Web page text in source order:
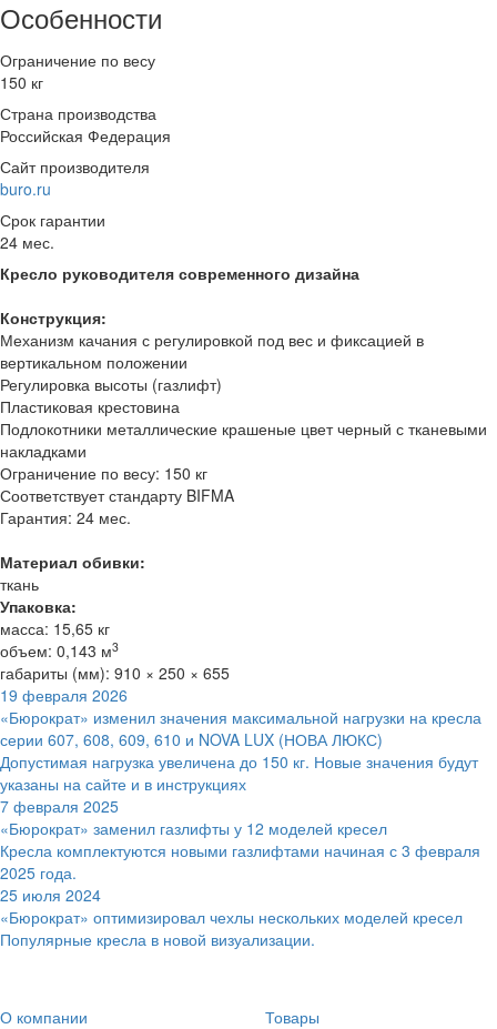
Особенности
Ограничение по весу
150 кг
Страна производства
Российская Федерация
Сайт производителя
buro.ru
Срок гарантии
24 мес.
Кресло руководителя современного дизайна
Конструкция:
Механизм качания с регулировкой под вес и фиксацией в
вертикальном положении
Регулировка высоты (газлифт)
Пластиковая крестовина
Подлокотники металлические крашеные цвет черный с тканевыми
накладками
Ограничение по весу: 150 кг
Соответствует стандарту BIFMA
Гарантия: 24 мес.
Материал обивки:
ткань
Упаковка:
масса: 15,65 кг
объем: 0,143 м3
габариты (мм): 910 × 250 × 655
19 февраля 2026
«Бюрократ» изменил значения максимальной нагрузки на кресла
серии 607, 608, 609, 610 и NOVA LUX (НОВА ЛЮКС)
Допустимая нагрузка увеличена до 150 кг. Новые значения будут
указаны на сайте и в инструкциях
7 февраля 2025
«Бюрократ» заменил газлифты у 12 моделей кресел
Кресла комплектуются новыми газлифтами начиная с 3 февраля
2025 года.
25 июля 2024
«Бюрократ» оптимизировал чехлы нескольких моделей кресел
Популярные кресла в новой визуализации.
О компании
Товары